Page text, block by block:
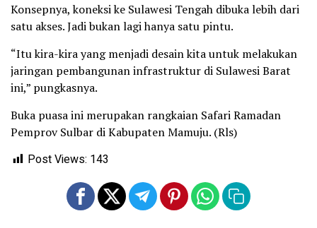
Konsepnya, koneksi ke Sulawesi Tengah dibuka lebih dari
satu akses. Jadi bukan lagi hanya satu pintu.
“Itu kira-kira yang menjadi desain kita untuk melakukan
jaringan pembangunan infrastruktur di Sulawesi Barat
ini,” pungkasnya.
Buka puasa ini merupakan rangkaian Safari Ramadan
Pemprov Sulbar di Kabupaten Mamuju. (Rls)
Post Views: 143